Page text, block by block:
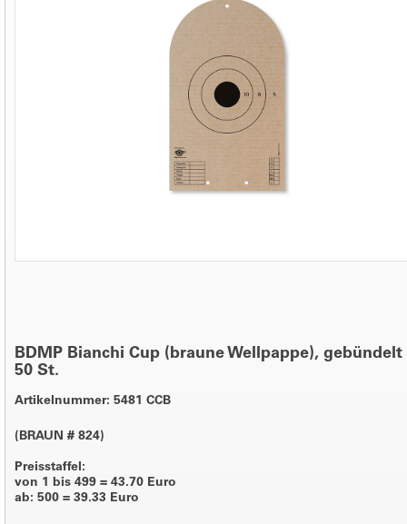
BDMP Bianchi Cup (braune Wellpappe), gebündelt
50 St.
Artikelnummer: 5481 CCB
(BRAUN # 824)
Preisstaffel:
von 1 bis 499 = 43.70 Euro
ab: 500 = 39.33 Euro